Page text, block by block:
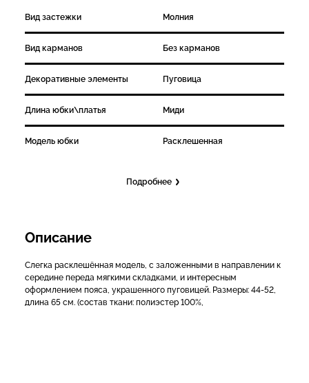
Вид застежки Молния
Вид карманов Без карманов
Декоративные элементы Пуговица
Длина юбки\платья Миди
Модель юбки Расклешенная
Подробнее
Описание
Слегка расклешённая модель, с заложенными в направлении к
середине переда мягкими складками, и интересным
оформлением пояса, украшенного пуговицей. Размеры: 44-52,
длина 65 см. (состав ткани: полиэстер 100%,